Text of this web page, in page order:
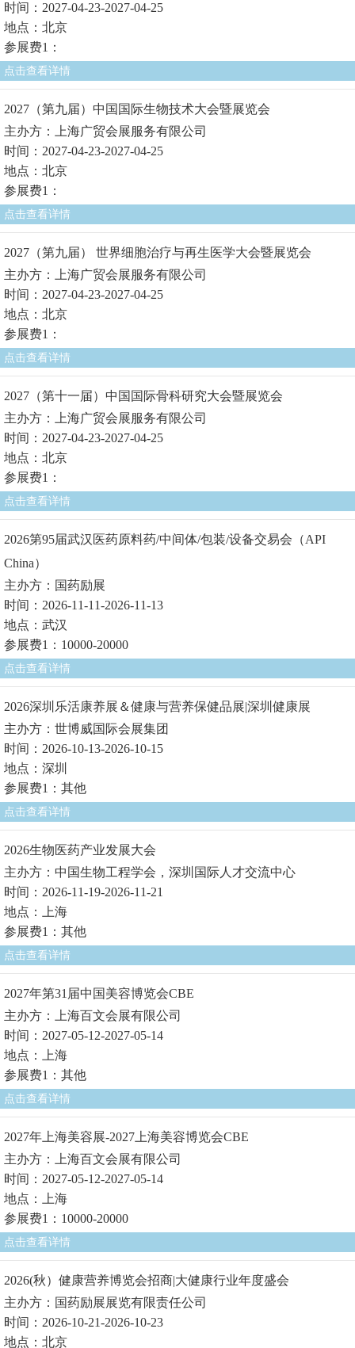
时间：2027-04-23-2027-04-25
地点：北京
参展费1：
点击查看详情
2027（第九届）中国国际生物技术大会暨展览会
主办方：上海广贸会展服务有限公司
时间：2027-04-23-2027-04-25
地点：北京
参展费1：
点击查看详情
2027（第九届） 世界细胞治疗与再生医学大会暨展览会
主办方：上海广贸会展服务有限公司
时间：2027-04-23-2027-04-25
地点：北京
参展费1：
点击查看详情
2027（第十一届）中国国际骨科研究大会暨展览会
主办方：上海广贸会展服务有限公司
时间：2027-04-23-2027-04-25
地点：北京
参展费1：
点击查看详情
2026第95届武汉医药原料药/中间体/包装/设备交易会（API
China）
主办方：国药励展
时间：2026-11-11-2026-11-13
地点：武汉
参展费1：10000-20000
点击查看详情
2026深圳乐活康养展＆健康与营养保健品展|深圳健康展
主办方：世博威国际会展集团
时间：2026-10-13-2026-10-15
地点：深圳
参展费1：其他
点击查看详情
2026生物医药产业发展大会
主办方：中国生物工程学会，深圳国际人才交流中心
时间：2026-11-19-2026-11-21
地点：上海
参展费1：其他
点击查看详情
2027年第31届中国美容博览会CBE
主办方：上海百文会展有限公司
时间：2027-05-12-2027-05-14
地点：上海
参展费1：其他
点击查看详情
2027年上海美容展-2027上海美容博览会CBE
主办方：上海百文会展有限公司
时间：2027-05-12-2027-05-14
地点：上海
参展费1：10000-20000
点击查看详情
2026(秋）健康营养博览会招商|大健康行业年度盛会
主办方：国药励展展览有限责任公司
时间：2026-10-21-2026-10-23
地点：北京